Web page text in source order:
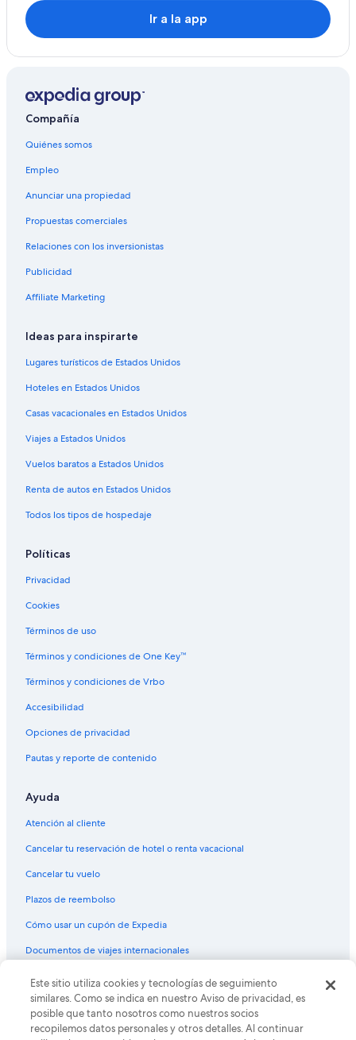
Ir a la app
Compañía
Quiénes somos
Empleo
Anunciar una propiedad
Propuestas comerciales
Relaciones con los inversionistas
Publicidad
Affiliate Marketing
Ideas para inspirarte
Lugares turísticos de Estados Unidos
Hoteles en Estados Unidos
Casas vacacionales en Estados Unidos
Viajes a Estados Unidos
Vuelos baratos a Estados Unidos
Renta de autos en Estados Unidos
Todos los tipos de hospedaje
Políticas
Privacidad
Cookies
Términos de uso
Términos y condiciones de One Key™
Términos y condiciones de Vrbo
Accesibilidad
Opciones de privacidad
Pautas y reporte de contenido
Ayuda
Atención al cliente
Cancelar tu reservación de hotel o renta vacacional
Cancelar tu vuelo
Plazos de reembolso
Cómo usar un cupón de Expedia
Documentos de viajes internacionales
© 2026 Expedia, Inc., una empresa de Expedia Group. Todos los
derechos reservados. Expedia y el logo de Expedia son marcas
registradas o marcas comerciales de Expedia, Inc. CST# 2029030-50.
Este sitio utiliza cookies y tecnologías de seguimiento
similares. Como se indica en nuestro Aviso de privacidad, es
posible que tanto nosotros como nuestros socios
recopilemos datos personales y otros detalles. Al continuar